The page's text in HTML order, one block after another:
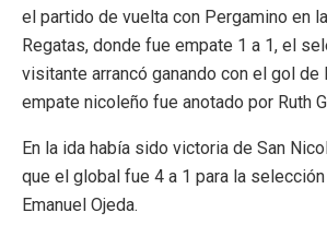
el partido de vuelta con Pergamino en
Regatas, donde fue empate 1 a 1, el
visitante arrancó ganando con el gol
empate nicoleño fue anotado por Ruth
En la ida había sido victoria de San
que el global fue 4 a 1 para la
Emanuel Ojeda.